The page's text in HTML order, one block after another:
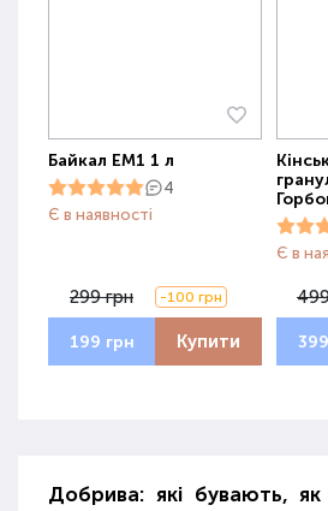
Байкал ЕМ1 1 л
4
Є в наявності
299 грн -100 грн
199 грн Купити
Є в
Добрива: які бувають, як